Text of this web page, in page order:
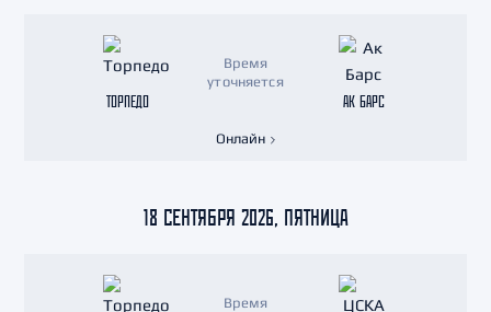
ТОРПЕДО
Время
уточняется
АК БАРС
Онлайн
18 СЕНТЯБРЯ 2026, ПЯТНИЦА
Время